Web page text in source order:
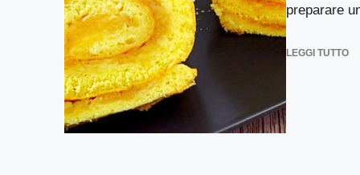
preparare
LEGGI TUTTO